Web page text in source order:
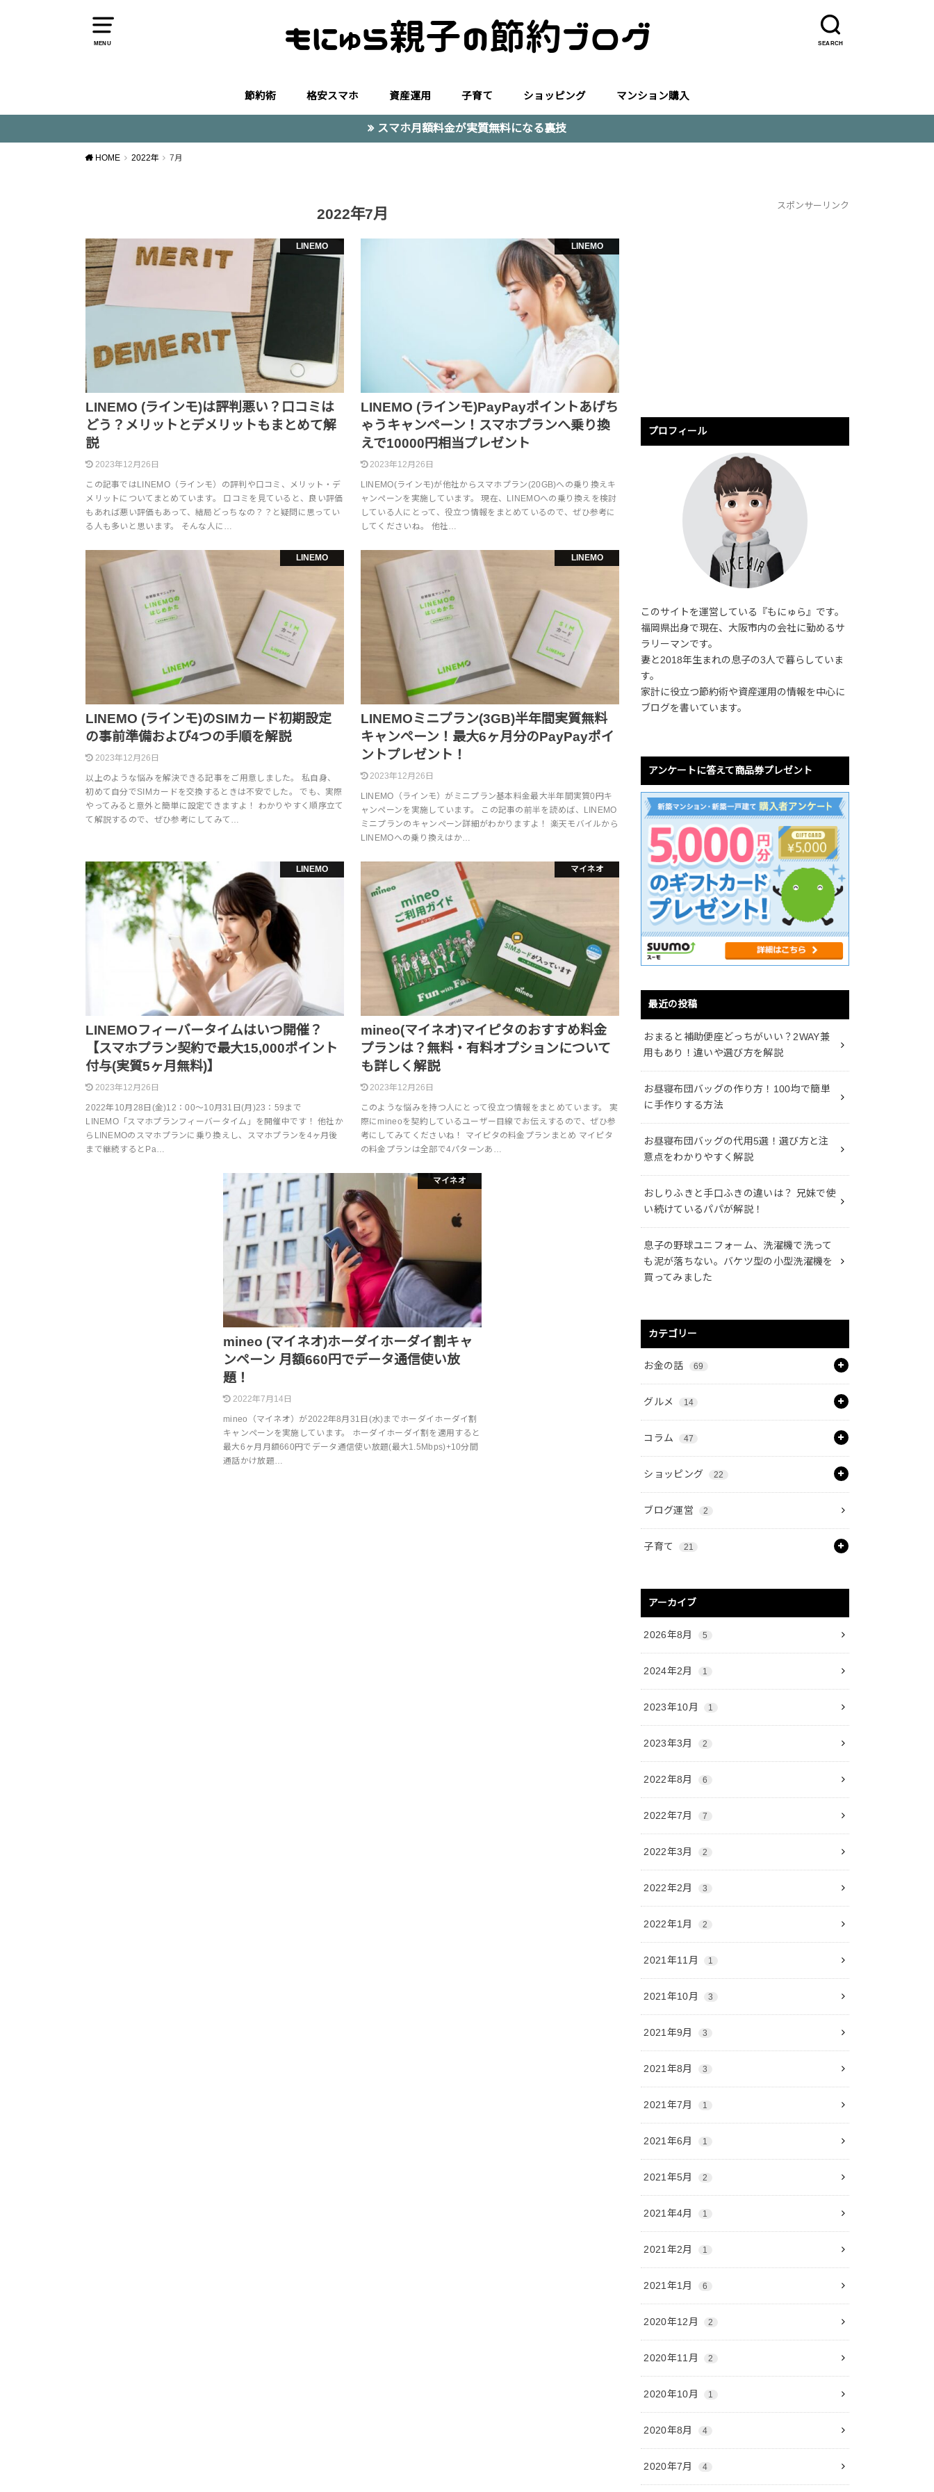
MENU SEARCH
節約術 格安スマホ
楽天モバイル
資産運用
つみたてNISA
投資信託
株式投資
株主優待
子育て ショッピング マンション購入
スマホ月額料金が実質無料になる裏技
HOME 2022年 7月
2022年7月
LINEMO
LINEMO (ラインモ)は評判悪い？口コミは
どう？メリットとデメリットもまとめて解
説
2023年12月26日
この記事ではLINEMO（ラインモ）の評判や口コミ、メリット・デ
メリットについてまとめています。 口コミを見ていると、良い評価
もあれば悪い評価もあって、結局どっちなの？？と疑問に思ってい
る人も多いと思います。 そんな人に…
LINEMO
LINEMO (ラインモ)PayPayポイントあげち
ゃうキャンペーン！スマホプランへ乗り換
えで10000円相当プレゼント
2023年12月26日
LINEMO(ラインモ)が他社からスマホプラン(20GB)への乗り換えキ
ャンペーンを実施しています。 現在、LINEMOへの乗り換えを検討
している人にとって、役立つ情報をまとめているので、ぜひ参考に
してくださいね。 他社…
LINEMO
LINEMO (ラインモ)のSIMカード初期設定
の事前準備および4つの手順を解説
2023年12月26日
以上のような悩みを解決できる記事をご用意しました。 私自身、
初めて自分でSIMカードを交換するときは不安でした。 でも、実際
やってみると意外と簡単に設定できますよ！ わかりやすく順序立て
て解説するので、ぜひ参考にしてみて…
LINEMO
LINEMOミニプラン(3GB)半年間実質無料
キャンペーン！最大6ヶ月分のPayPayポイ
ントプレゼント！
2023年12月26日
LINEMO（ラインモ）がミニプラン基本料金最大半年間実質0円キ
ャンペーンを実施しています。 この記事の前半を読めば、LINEMO
ミニプランのキャンペーン詳細がわかりますよ！ 楽天モバイルから
LINEMOへの乗り換えはか…
LINEMO
LINEMOフィーバータイムはいつ開催？
【スマホプラン契約で最大15,000ポイント
付与(実質5ヶ月無料)】
2023年12月26日
2022年10月28日(金)12：00〜10月31日(月)23：59まで
LINEMO「スマホプランフィーバータイム」を開催中です！ 他社か
らLINEMOのスマホプランに乗り換えし、スマホプランを4ヶ月後
まで継続するとPa…
マイネオ
mineo(マイネオ)マイピタのおすすめ料金
プランは？無料・有料オプションについて
も詳しく解説
2023年12月26日
このような悩みを持つ人にとって役立つ情報をまとめています。 実
際にmineoを契約しているユーザー目線でお伝えするので、ぜひ参
考にしてみてくださいね！ マイピタの料金プランまとめ マイピタ
の料金プランは全部で4パターンあ…
マイネオ
mineo (マイネオ)ホーダイホーダイ割キャ
ンペーン 月額660円でデータ通信使い放
題！
2022年7月14日
mineo（マイネオ）が2022年8月31日(水)までホーダイホーダイ割
キャンペーンを実施しています。 ホーダイホーダイ割を適用すると
最大6ヶ月月額660円でデータ通信使い放題(最大1.5Mbps)+10分間
通話かけ放題…
スポンサーリンク
プロフィール
このサイトを運営している『もにゅら』です。
福岡県出身で現在、大阪市内の会社に勤めるサ
ラリーマンです。
妻と2018年生まれの息子の3人で暮らしていま
す。
家計に役立つ節約術や資産運用の情報を中心に
ブログを書いています。
アンケートに答えて商品券プレゼント
最近の投稿
おまると補助便座どっちがいい？2WAY兼
用もあり！違いや選び方を解説
お昼寝布団バッグの作り方！100均で簡単
に手作りする方法
お昼寝布団バッグの代用5選！選び方と注
意点をわかりやすく解説
おしりふきと手口ふきの違いは？ 兄妹で使
い続けているパパが解説！
息子の野球ユニフォーム、洗濯機で洗って
も泥が落ちない。バケツ型の小型洗濯機を
買ってみました
カテゴリー
お金の話 69
グルメ 14
コラム 47
ショッピング 22
ブログ運営 2
子育て 21
アーカイブ
2026年8月 5
2024年2月 1
2023年10月 1
2023年3月 2
2022年8月 6
2022年7月 7
2022年3月 2
2022年2月 3
2022年1月 2
2021年11月 1
2021年10月 3
2021年9月 3
2021年8月 3
2021年7月 1
2021年6月 1
2021年5月 2
2021年4月 1
2021年2月 1
2021年1月 6
2020年12月 2
2020年11月 2
2020年10月 1
2020年8月 4
2020年7月 4